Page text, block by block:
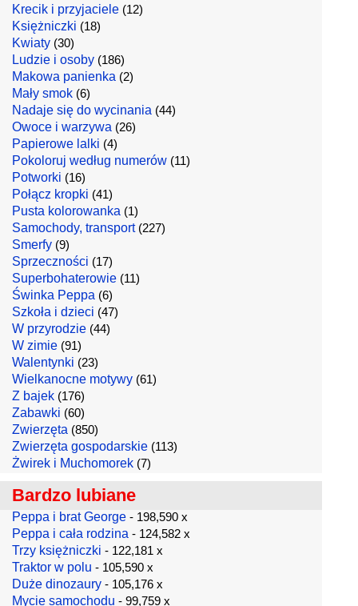
Krecik i przyjaciele (12)
Księżniczki (18)
Kwiaty (30)
Ludzie i osoby (186)
Makowa panienka (2)
Mały smok (6)
Nadaje się do wycinania (44)
Owoce i warzywa (26)
Papierowe lalki (4)
Pokoloruj według numerów (11)
Potworki (16)
Połącz kropki (41)
Pusta kolorowanka (1)
Samochody, transport(227)
Smerfy (9)
Sprzeczności (17)
Superbohaterowie (11)
Świnka Peppa (6)
Szkoła i dzieci (47)
W przyrodzie (44)
W zimie (91)
Walentynki (23)
Wielkanocne motywy (61)
Z bajek (176)
Zabawki (60)
Zwierzęta (850)
Zwierzęta gospodarskie (113)
Żwirek i Muchomorek (7)
Bardzo lubiane
Peppa i brat George - 198,590 x
Peppa i cała rodzina - 124,582 x
Trzy księżniczki - 122,181 x
Traktor w polu - 105,590 x
Duże dinozaury - 105,176 x
Mycie samochodu - 99,759 x